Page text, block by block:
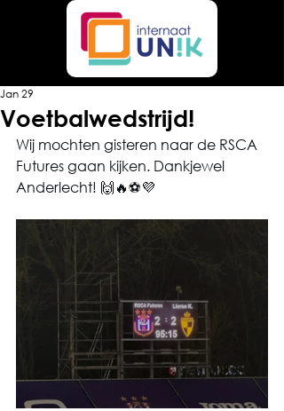
Voetbalwedstrijd!
Jan 29
Wij mochten gisteren naar de RSCA
Futures gaan kijken. Dankjewel
Anderlecht! 🙌🔥⚽️💜